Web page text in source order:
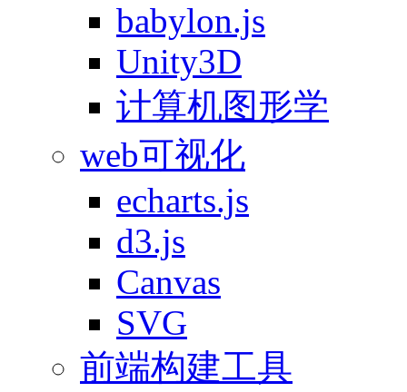
babylon.js
Unity3D
计算机图形学
web可视化
echarts.js
d3.js
Canvas
SVG
前端构建工具